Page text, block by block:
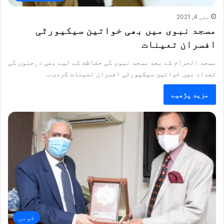
مئی 4, 2021
مسجد نبوی میں بھی خواتین سیکیورٹی
افسران تعینات
مسجد الحرام کے بعد مسجد نبوی کی حفاظت کے لیے بھی درجنوں کی
تعداد میں خواتین سیکیورٹی افسران تعینات کردی…
مزید پڑھیے
قومی